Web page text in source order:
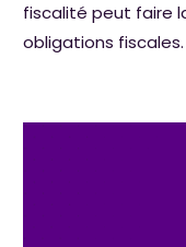
fiscalité peut faire
obligations fiscales.